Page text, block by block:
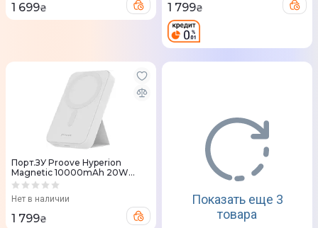
1 699₴ 1 799₴
Порт.ЗУ Proove Hyperion
Magnetic 10000mAh 20W
белый
Нет в наличии
1 799₴
Показать еще 3
товара